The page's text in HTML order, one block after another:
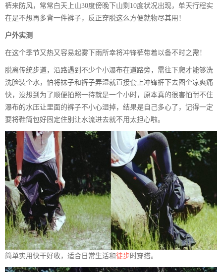
裤来防风，常常白天上山30度傍晚下山剩10度状况出现，单天行程实
在是不想再多背一件裤子，反正穿脱这么方便就物尽其用！
户外实测
在这个季节又热又容易起雾下雨所幸将冲锋裤带着以备不时之需！
脱离传统步道，沿路遇到不少个小瀑布在道路旁，需往下爬才能够洗
洗脸装个水，怕将袜子和裤子弄湿就直接套上冲锋裤下去图个凉爽痛
快，没想到为了顺便拍照一待就是一个小时，原本真的很害怕耐不住
瀑布的水压让里面的裤子不小心湿掉，结果是自己多心了，记得一定
要将鞋筒包好固定住别让水流进去就不用太担心啦。
简单实用快干好收，适合日常生活和徒步 时穿搭。